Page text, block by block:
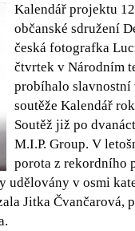
Kalendář projektu
občanské sdružení
česká fotografka
čtvrtek v Národním
probíhalo
soutěže Kalendář
Soutěž již po
M.I.P. Group. V
porota z rekordního
udělovány v osmi
Jitka Čvančarová,